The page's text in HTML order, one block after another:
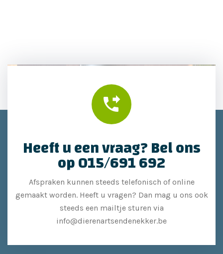
Heeft u een vraag? Bel ons
op 015/691 692
Afspraken kunnen steeds telefonisch of online
gemaakt worden. Heeft u vragen? Dan mag u ons ook
steeds een mailtje sturen via
info@dierenartsendenekker.be